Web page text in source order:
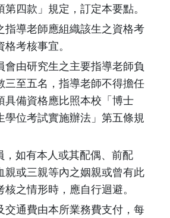
四款」規定，訂定本要點。
指導老師應組織該生之資格考
考核事宜。
會由研究生之主要指導老師負
三至五名，指導老師不得擔任
具備資格應比照本校「博士
學位考試實施辦法」第五條規
如有本人或其配偶、前配
親或三親等內之姻親或曾有此
之情形時，應自行迴避。
交通費由本所業務費支付，每